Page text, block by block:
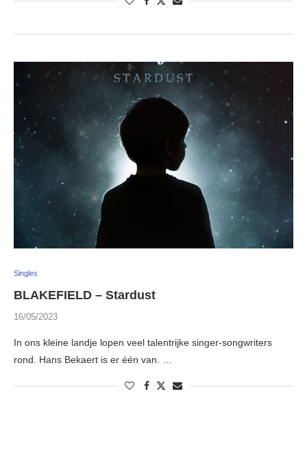
Singles
BLAKEFIELD – Stardust
16/05/2023
In ons kleine landje lopen veel talentrijke singer-songwriters
rond. Hans Bekaert is er één van. …